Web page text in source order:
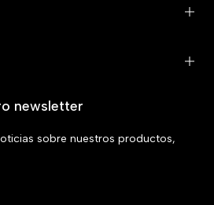
newsletter
sobre nuestros productos,